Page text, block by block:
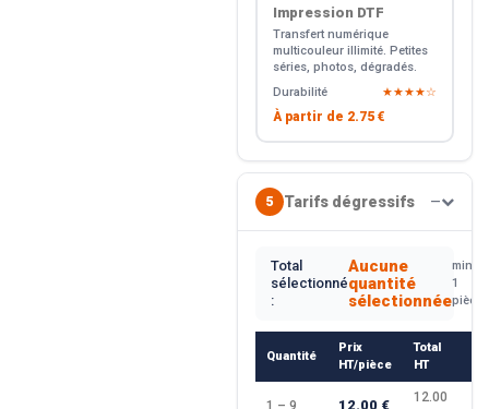
Impression DTF
Transfert numérique
multicouleur illimité. Petites
séries, photos, dégradés.
Durabilité
★★★★☆
À partir de 2.75 €
5 Tarifs dégressifs —
Total
sélectionné
:
Aucune
quantité
sélectionnée
min.
1
pièce
Quantité
Prix
HT/pièce
Total
HT
1 – 9 12.00 €
12.00